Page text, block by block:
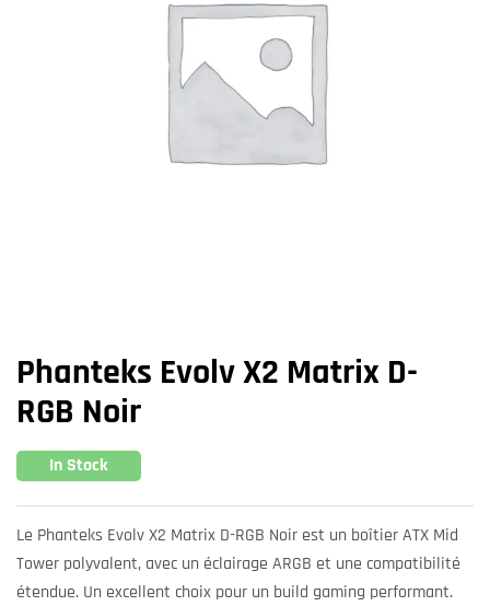
Phanteks Evolv X2 Matrix D-
RGB Noir
In Stock
Le Phanteks Evolv X2 Matrix D-RGB Noir est un boîtier ATX Mid
Tower polyvalent, avec un éclairage ARGB et une compatibilité
étendue. Un excellent choix pour un build gaming performant.